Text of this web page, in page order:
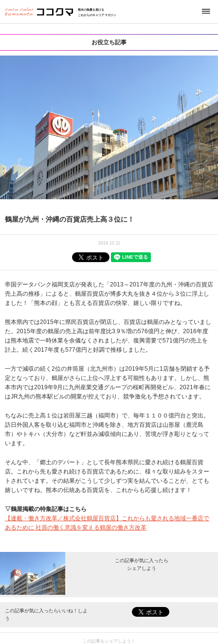
熊本の熱量を届ける
これからのキャリアマガジン
お役立ち記事
鶴屋が九州・沖縄の百貨店売上高３位に！
2018.10.11
帝国データバンク福岡支店が発表した「2013～2017年度の九州・沖縄の百貨店
売上高の推移」によると、鶴屋百貨店が博多大丸を抜き４位から３位に浮上し
ました！「熊本の顔」とも言える百貨店の快挙、嬉しい限りですね。
熊本県内では2015年に県民百貨店が閉店し、百貨店は鶴屋のみとなっていまし
た。2015年度の鶴屋の売上高は前年度比3.9％増の576億円と伸び、2016年度
は熊本地震で一時休業を余儀なくされましたが、復興需要で571億円の売上を
計上。続く2017年度も577億円と好調で推移しました。
一方で減収の続く2位の井筒屋（北九州市）は2019年5月に1店舗を閉鎖する予
定となっており、鶴屋がさらに上位へ浮上する可能性もあります。しかし、熊
本市内では2019年9月に九州産業交通グループの桜町再開発ビル、2021年春に
はJR九州の熊本駅ビルの開業が控えており、競争激化も予想されています。
ちなみに売上高１位は岩田屋三越（福岡市）で、毎年１１００億円台と突出。
訪日外国人客を取り込む福岡市と沖縄を除き、地方百貨店は山形屋（鹿児島
市）やトキハ（大分市）など軒並み減収傾向にあり、苦境が浮き彫りとなって
います。
そんな中、「郷土のデパート」として長年熊本県民に愛され続ける鶴屋百貨
店。これから先も愛され続ける百貨店であるために、様々な取り組みをスター
トされています。その結果がこうして少しずつ実を結んでいることが、とても
嬉しいですね。熊本の伝統ある百貨店を、これからも応援し続けます！
▽鶴屋掲載の特集記事はこちら
【連載・働き方改革／株式会社鶴屋百貨店】これからも愛される地域一番店で
あるために 社員の働く意識を変える鶴屋の働き方改革
この記事が気に入ったら
シェアしよう
最新情報をお届けします。
この記事が気に入ったらいいね！しよ
う
この記事をシェアしよう！